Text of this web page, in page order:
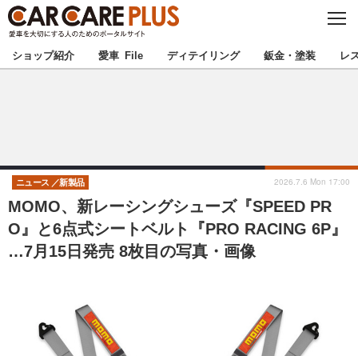
C
S
E
★カーケアプラス認定★ 厳選プロショップを地域から探す
甲信越 北陸
東海 関西
中国 四国
注目の記事
ショップ紹介 愛車 File ディテイリング 鈑金・塗装 レ
MOMO、新レーシングシューズ『SPEED PR
O』と6点式シートベルト『PRO RACING 6P』
…7月15日発売 8枚目の写真・画像
ニュース 新製品 2026.7.6 Mon 17:00